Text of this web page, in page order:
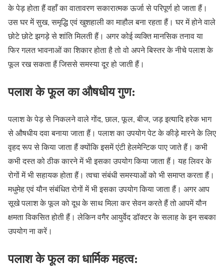
के पेड़ होता हैं वहाँ का वातावरण सकारात्मक ऊर्जा से परिपूर्ण हो जाता हैं।
उस घर में सुख, समृद्धि एवं खुशहाली का माहौल बना रहता हैं। घर में होने वाले
छोटे छोटे झगड़े से शांति मिलती हैं। अगर कोई व्यक्ति मानसिक तनाव या
फिर गलत भावनाओं का शिकार होता है तो वो अपने बिस्तर के नीचे पलाश के
फूल रख सकता हैं जिससे समस्या दूर हो जाती हैं।
पलाश के फूल का औषधीय गुण:
पलाश के पेड़ से निकलने वाले गोंद, छाल, फूल, बीज, जड़ इत्यादि हरेक भाग
से औषधीय दवा बनाया जाता हैं। पलाश का उपयोग पेट के कीड़े मारने के लिए
वृहद रूप से किया जाता हैं क्योंकि इसमें एंटी हेलमेन्टिक पाए जाते हैं। कभी
कभी दस्त को ठीक कारने में भी इसका उपयोग किया जाता हैं। यह लिवर के
रोगों में भी सहायक होता हैं। त्वचा संबंधी समस्याओं को भी समाप्त करता हैं।
मधुमेह एवं यौन संबंधित रोगों में भी इसका उपयोग किया जाता हैं। अगर आप
सूखे पलाश के फूल को दूध के साथ मिला कर सेवन करते हैं तो आपमें यौन
क्षमता विकसित होती हैं। लेकिन वगैर आयुर्वेद डॉक्टर के सलाह के इन सबका
उपयोग ना करें।
पलाश के फूल का धार्मिक महत्व: